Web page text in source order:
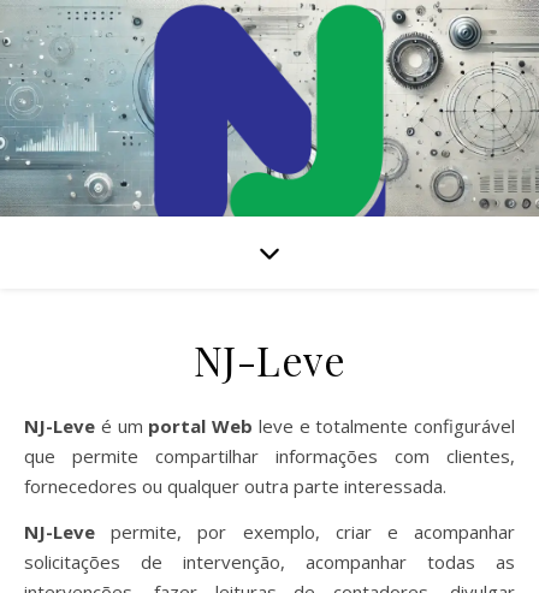
Solução de GMAO baseada na Internet para gerir todas as suas
NJ-Leve
NJ-Leve é um portal Web leve e totalmente configurável
que permite compartilhar informações com clientes,
fornecedores ou qualquer outra parte interessada.
NJ-Leve permite, por exemplo, criar e acompanhar
solicitações de intervenção, acompanhar todas as